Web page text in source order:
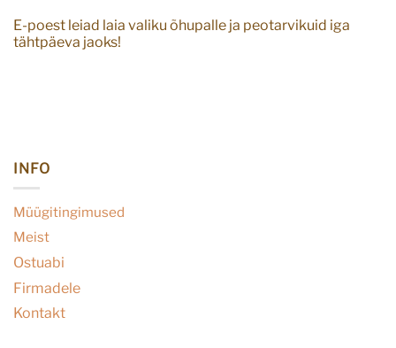
E-poest leiad laia valiku õhupalle ja peotarvikuid iga
tähtpäeva jaoks!
INFO
Müügitingimused
Meist
Ostuabi
Firmadele
Kontakt